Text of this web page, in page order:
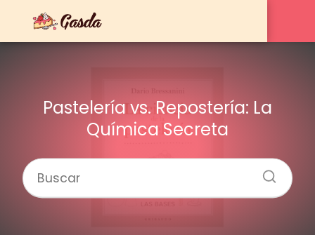
Pastelería vs. Repostería: La
Química Secreta